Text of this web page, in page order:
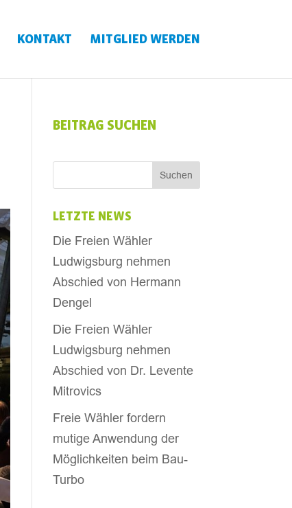
KONTAKT MITGLIED WERDEN
BEITRAG SUCHEN
LETZTE NEWS
Die Freien Wähler
Ludwigsburg nehmen
Abschied von Hermann
Dengel
Die Freien Wähler
Ludwigsburg nehmen
Abschied von Dr. Levente
Mitrovics
Freie Wähler fordern
mutige Anwendung der
Möglichkeiten beim Bau-
Turbo